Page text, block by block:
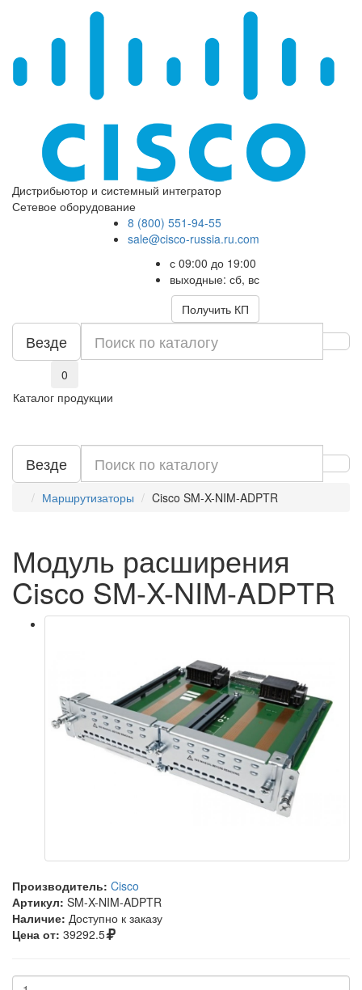
Дистрибьютор и системный интегратор
Сетевое оборудование
8 (800) 551-94-55
sale@cisco-russia.ru.com
с 09:00 до 19:00
выходные: сб, вс
Получить КП
Везде
0
Каталог продукции
Везде
Маршрутизаторы Cisco SM-X-NIM-ADPTR
Модуль расширения
Cisco SM-X-NIM-ADPTR
Производитель: Cisco
Артикул: SM-X-NIM-ADPTR
Наличие: Доступно к заказу
Цена от: 39292.5